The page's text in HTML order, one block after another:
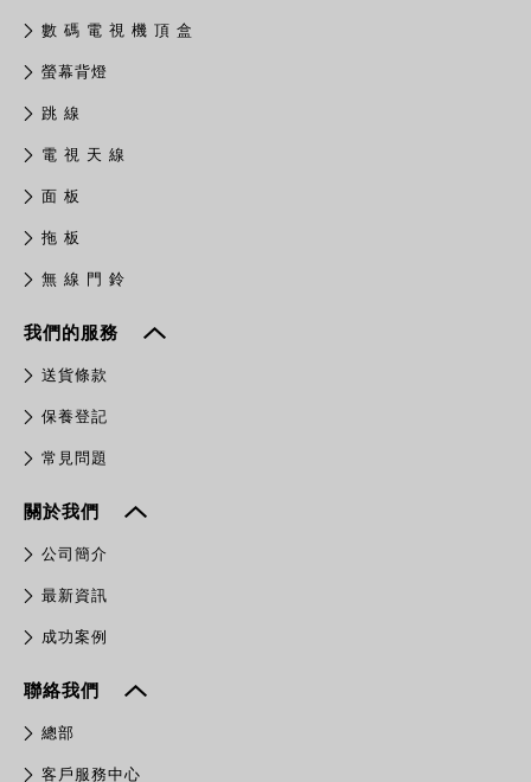
數 碼 電 視 機 頂 盒
螢幕背燈
跳 線
電 視 天 線
面 板
拖 板
無 線 門 鈴
我們的服務
送貨條款
保養登記
常見問題
關於我們
公司簡介
最新資訊
成功案例
聯絡我們
總部
客戶服務中心